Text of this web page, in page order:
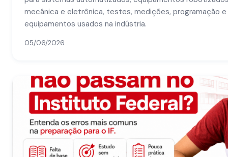
mecânica e eletrônica, testes, medições, programação
equipamentos usados na indústria.
05/06/2026